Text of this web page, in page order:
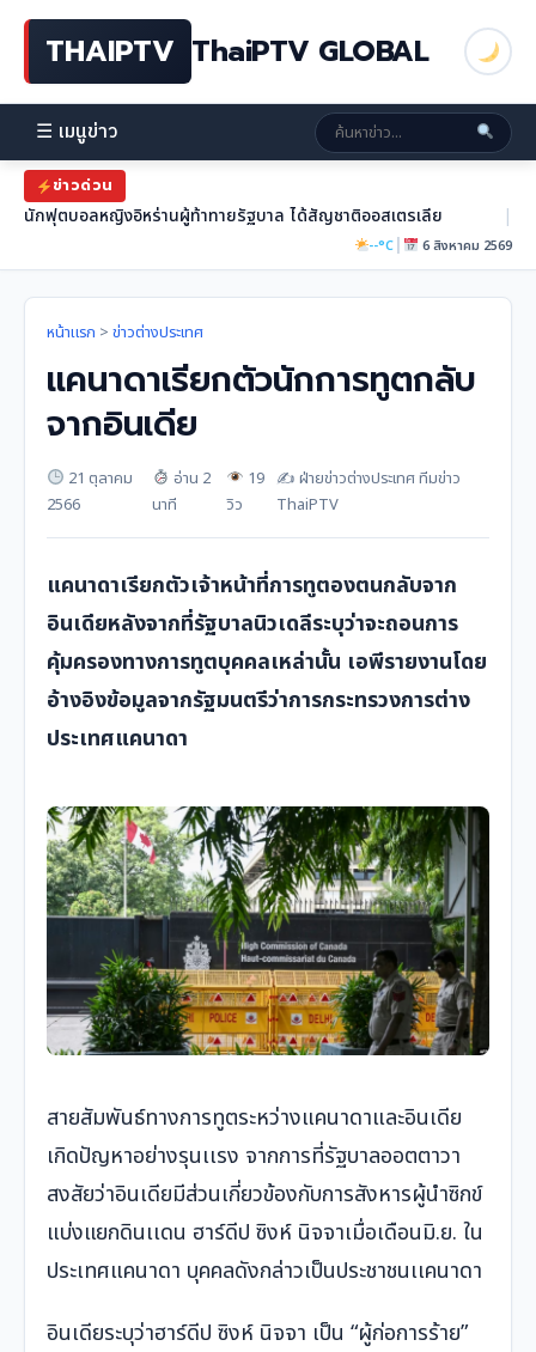
THAIPTV ThaiPTV GLOBAL
☰ เมนูข่าว
ข่าวด่วน
นักฟุตบอลหญิงอิหร่านผู้ท้าทายรัฐบาล ได้สัญชาติออสเตรเลีย |
--°C| 6 สิงหาคม 2569
หน้าแรก > ข่าวต่างประเทศ
เเคนาดาเรียกตัวนักการทูตกลับ
จากอินเดีย
21 ตุลาคม
2566
อ่าน 2
นาที
19
วิว
✍️ ฝ่ายข่าวต่างประเทศ ทีมข่าว
ThaiPTV
แคนาดาเรียกตัวเจ้าหน้าที่การทูตองตนกลับจาก
อินเดียหลังจากที่รัฐบาลนิวเดลีระบุว่าจะถอนการ
คุ้มครองทางการทูตบุคคลเหล่านั้น เอพีรายงานโดย
อ้างอิงข้อมูลจากรัฐมนตรีว่าการกระทรวงการต่าง
ประเทศแคนาดา
สายสัมพันธ์ทางการทูตระหว่างแคนาดาและอินเดีย
เกิดปัญหาอย่างรุนเเรง จากการที่รัฐบาลออตตาวา
สงสัยว่าอินเดียมีส่วนเกี่ยวข้องกับการสังหารผู้นำซิกข์
แบ่งแยกดินเเดน ฮาร์ดีป ซิงห์ นิจจาเมื่อเดือนมิ.ย. ใน
ประเทศแคนาดา บุคคลดังกล่าวเป็นประชาชนเเคนาดา
อินเดียระบุว่าฮาร์ดีป ซิงห์ นิจจา เป็น “ผู้ก่อการร้าย”